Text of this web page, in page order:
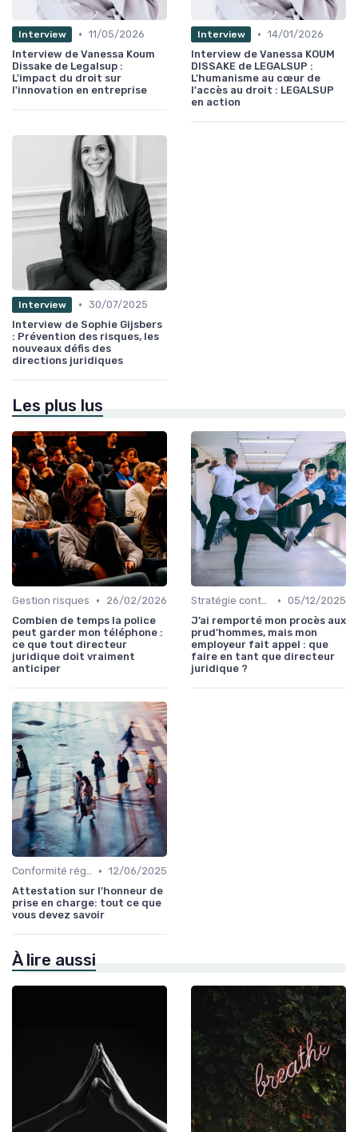
Interview • 11/05/2026
Interview de Vanessa Koum
Dissake de Legalsup :
L'impact du droit sur
l'innovation en entreprise
Interview • 14/01/2026
Interview de Vanessa KOUM
DISSAKE de LEGALSUP :
L'humanisme au cœur de
l'accès au droit : LEGALSUP
en action
Interview • 30/07/2025
Interview de Sophie Gijsbers
: Prévention des risques, les
nouveaux défis des
directions juridiques
Les plus lus
Gestion risques •
26/02/2026
Combien de temps la police
peut garder mon téléphone :
ce que tout directeur
juridique doit vraiment
anticiper
Stratégie contentieuse • 05/12/2025
J’ai remporté mon procès aux
prud’hommes, mais mon
employeur fait appel : que
faire en tant que directeur
juridique ?
Conformité réglementaire • 12/06/2025
Attestation sur l'honneur de
prise en charge: tout ce que
vous devez savoir
À lire aussi